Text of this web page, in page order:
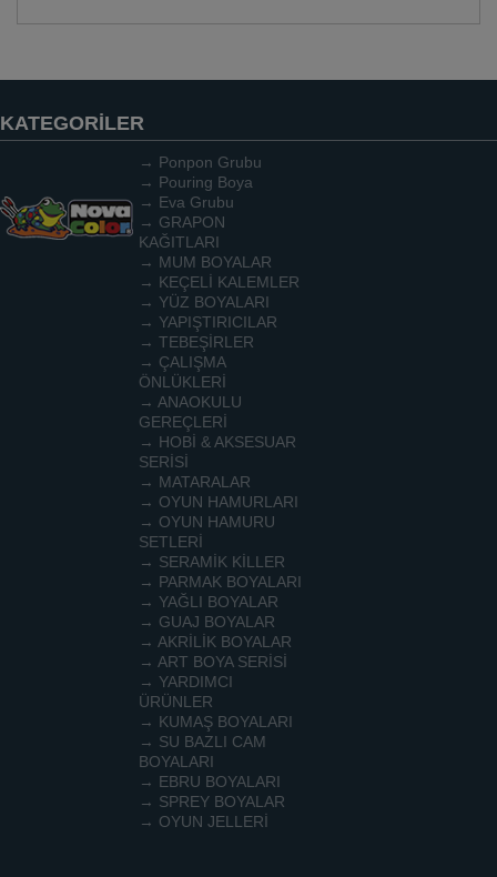
KATEGORİLER
→ Ponpon Grubu
→ Pouring Boya
→ Eva Grubu
→ GRAPON
KAĞITLARI
→ MUM BOYALAR
→ KEÇELİ KALEMLER
→ YÜZ BOYALARI
→ YAPIŞTIRICILAR
→ TEBEŞİRLER
→ ÇALIŞMA
ÖNLÜKLERİ
→ ANAOKULU
GEREÇLERİ
→ HOBİ & AKSESUAR
SERİSİ
→ MATARALAR
→ OYUN HAMURLARI
→ OYUN HAMURU
SETLERİ
→ SERAMİK KİLLER
→ PARMAK BOYALARI
→ YAĞLI BOYALAR
→ GUAJ BOYALAR
→ AKRİLİK BOYALAR
→ ART BOYA SERİSİ
→ YARDIMCI
ÜRÜNLER
→ KUMAŞ BOYALARI
→ SU BAZLI CAM
BOYALARI
→ EBRU BOYALARI
→ SPREY BOYALAR
→ OYUN JELLERİ